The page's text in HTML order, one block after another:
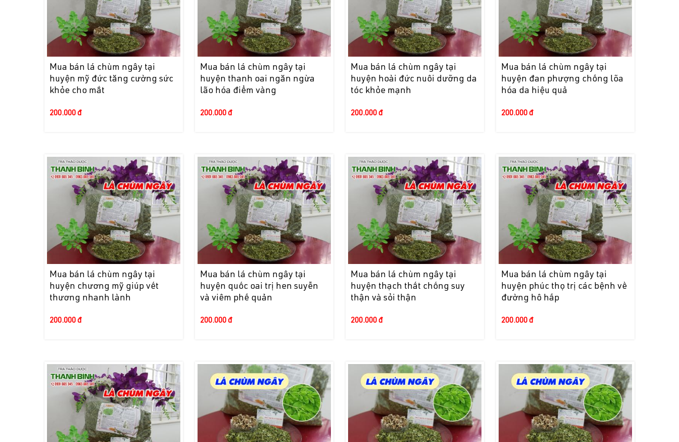
Mua bán lá chùm ngây tại
huyện mỹ đức tăng cường sức
khỏe cho mắt
200.000 đ
Mua bán lá chùm ngây tại
huyện thanh oai ngăn ngừa
lão hóa điểm vàng
200.000 đ
Mua bán lá chùm ngây tại
huyện hoài đức nuôi dưỡng da
tóc khỏe mạnh
200.000 đ
Mua bán lá chùm ngây tại
huyện đan phượng chống lõa
hóa da hiệu quả
200.000 đ
Mua bán lá chùm ngây tại
huyện chương mỹ giúp vết
thương nhanh lành
200.000 đ
Mua bán lá chùm ngây tại
huyện quốc oai trị hen suyễn
và viêm phế quản
200.000 đ
Mua bán lá chùm ngây tại
huyện thạch thất chống suy
thận và sỏi thận
200.000 đ
Mua bán lá chùm ngây tại
huyện phúc thọ trị các bệnh về
đường hô hấp
200.000 đ